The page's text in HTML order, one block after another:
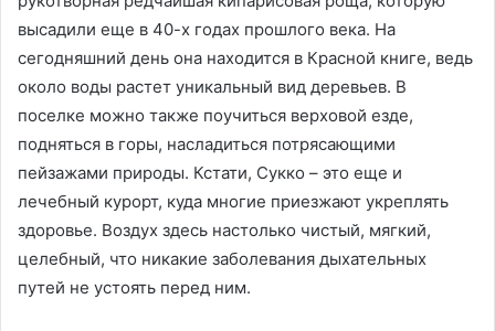
высадили еще в 40-х годах прошлого века. На
сегодняшний день она находится в Красной книге, ведь
около воды растет уникальный вид деревьев. В
поселке можно также поучиться верховой езде,
подняться в горы, насладиться потрясающими
пейзажами природы. Кстати, Сукко – это еще и
лечебный курорт, куда многие приезжают укреплять
здоровье. Воздух здесь настолько чистый, мягкий,
целебный, что никакие заболевания дыхательных
путей не устоять перед ним.